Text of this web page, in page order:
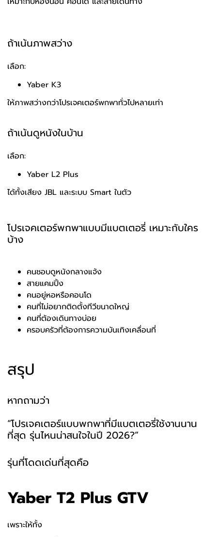
ถ้าเน้นภาพสว่าง
เลือก:
Yaber K3
ให้ภาพสว่างกว่าโปรเจคเตอร์พกพาทั่วไปหลายเท่า
ถ้าเน้นดูหนังในบ้าน
เลือก:
Yaber L2 Plus
ได้ทั้งเสียง JBL และระบบ Smart ในตัว
โปรเจคเตอร์พกพาแบบมีแบตเตอรี่ เหมาะกับใคร
บ้าง
คนชอบดูหนังกลางแจ้ง
สายแคมปิ้ง
คนอยู่หอหรือคอนโด
คนที่ไม่อยากติดตั้งทีวีขนาดใหญ่
คนที่ต้องเดินทางบ่อย
ครอบครัวที่ต้องการความบันเทิงเคลื่อนที่
สรุป
หากถามว่า
“โปรเจคเตอร์แบบพกพาที่มีแบตเตอรี่ใช้งานนาน
ที่สุด รุ่นไหนน่าสนใจในปี 2026?”
รุ่นที่โดดเด่นที่สุดคือ
Yaber T2 Plus GTV
เพราะให้ทั้ง